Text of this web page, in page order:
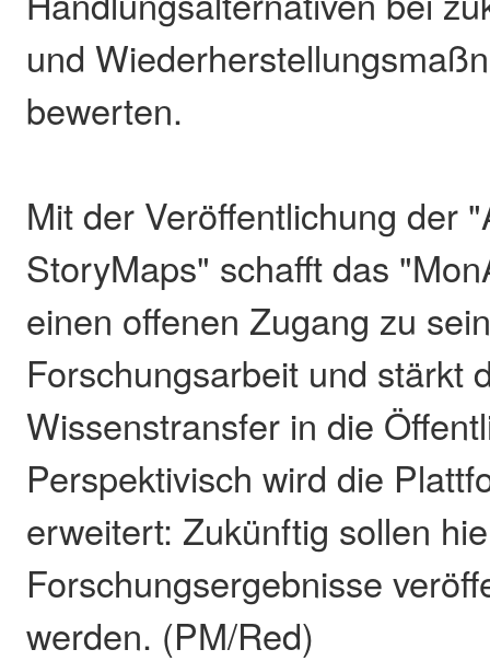
und
bewerten.
Mit der Veröffentlichung der
StoryMaps" schafft das
einen offenen Zugang zu
Forschungsarbeit und stärkt
Wissenstransfer in die
Perspektivisch wird die
erweitert: Zukünftig sollen
Forschungsergebnisse
werden. (PM/Red)